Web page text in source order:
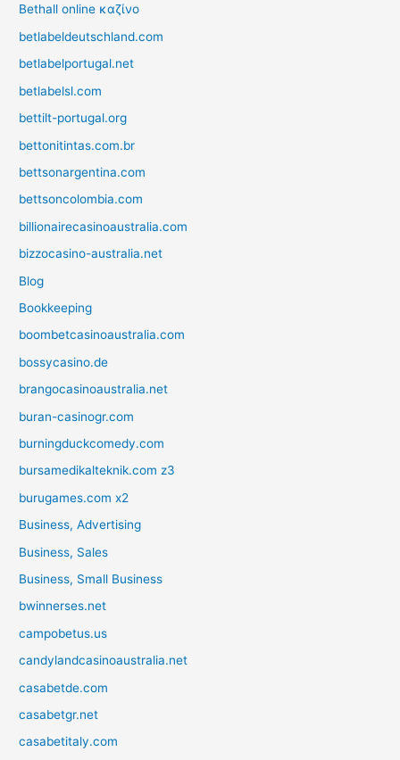
Bethall online καζίνο
betlabeldeutschland.com
betlabelportugal.net
betlabelsl.com
bettilt-portugal.org
bettonitintas.com.br
bettsonargentina.com
bettsoncolombia.com
billionairecasinoaustralia.com
bizzocasino-australia.net
Blog
Bookkeeping
boombetcasinoaustralia.com
bossycasino.de
brangocasinoaustralia.net
buran-casinogr.com
burningduckcomedy.com
bursamedikalteknik.com z3
burugames.com x2
Business, Advertising
Business, Sales
Business, Small Business
bwinnerses.net
campobetus.us
candylandcasinoaustralia.net
casabetde.com
casabetgr.net
casabetitaly.com